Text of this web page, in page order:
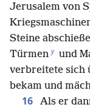
Jerusalem von
Steine
Türmen y und
verbreitete sich
bekam und
16
Als er